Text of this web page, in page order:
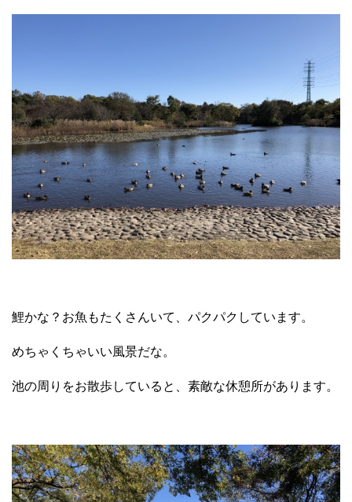
鯉かな？お魚もたくさんいて、パクパクしています。
めちゃくちゃいい風景だな。
池の周りをお散歩していると、素敵な休憩所があります。